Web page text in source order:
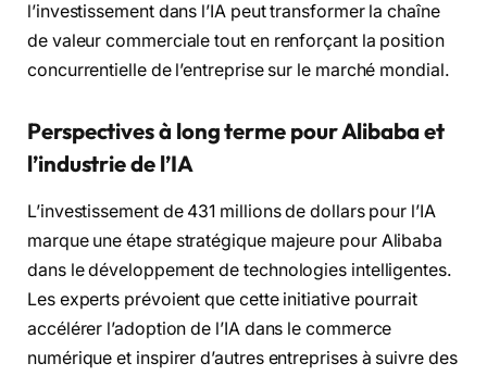
l’investissement dans l’IA peut transformer la chaîne
de valeur commerciale tout en renforçant la position
concurrentielle de l’entreprise sur le marché mondial.
Perspectives à long terme pour Alibaba et
l’industrie de l’IA
L’investissement de 431 millions de dollars pour l’IA
marque une étape stratégique majeure pour Alibaba
dans le développement de technologies intelligentes.
Les experts prévoient que cette initiative pourrait
accélérer l’adoption de l’IA dans le commerce
numérique et inspirer d’autres entreprises à suivre des